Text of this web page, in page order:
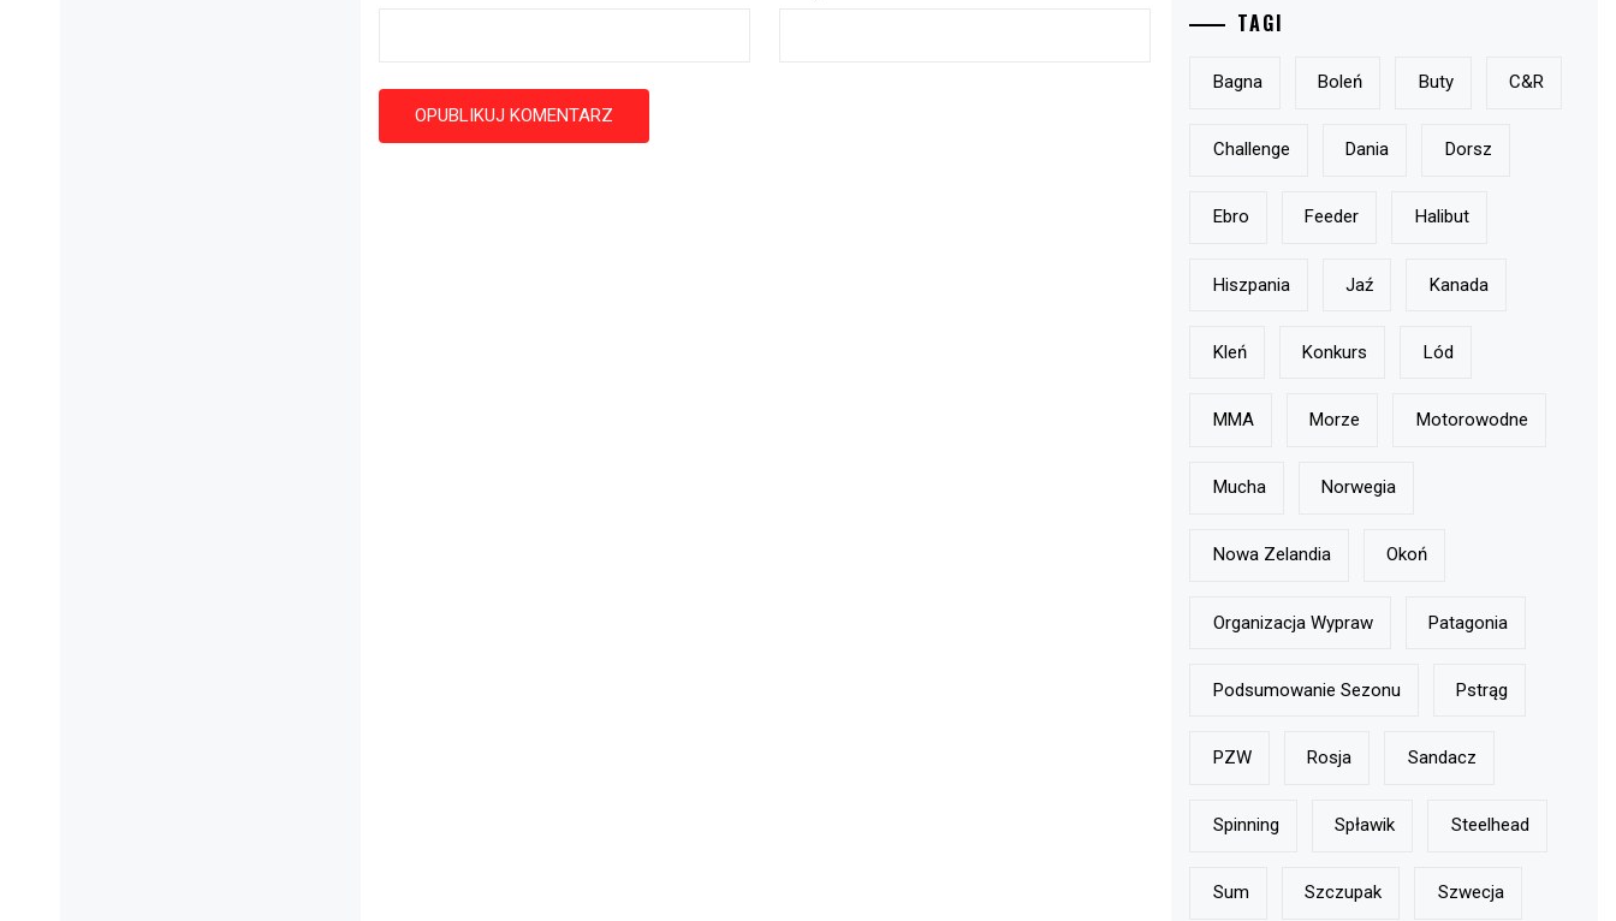
TAGI
Bagna Boleń Buty C&r
Challenge Dania Dorsz
Ebro Feeder Halibut
Hiszpania Jaź Kanada
Kleń Konkurs Lód
MMA Morze Motorowodne
Mucha Norwegia
Nowa Zelandia Okoń
Organizacja Wypraw Patagonia
Podsumowanie Sezonu Pstrąg
PZW Rosja Sandacz
Spinning Spławik Steelhead
Sum Szczupak Szwecja